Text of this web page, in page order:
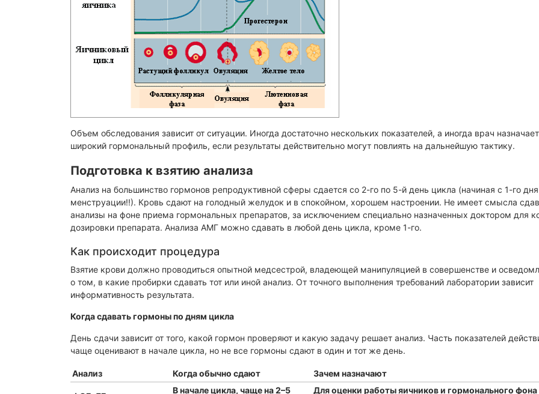
Объем обследования зависит от ситуации. Иногда достаточно нескольких показателей, а иногда врач
широкий гормональный профиль, если результаты действительно могут повлиять на дальнейшую тактику.
Подготовка к взятию анализа
Анализ на большинство гормонов репродуктивной сферы сдается со 2-го по 5-й день цикла (начиная с 1-го дня
менструации!!). Кровь сдают на голодный желудок и в спокойном, хорошем настроении. Не имеет смысла
анализы на фоне приема гормональных препаратов, за исключением специально назначенных доктором для
дозировки препарата. Анализа АМГ можно сдавать в любой день цикла, кроме 1-го.
Как происходит процедура
Взятие крови должно проводиться опытной медсестрой, владеющей манипуляцией в совершенстве и
о том, в какие пробирки сдавать тот или иной анализ. От точного выполнения требований лаборатории зависит
информативность результата.
Когда сдавать гормоны по дням цикла
День сдачи зависит от того, какой гормон проверяют и какую задачу решает анализ. Часть показателей
чаще оценивают в начале цикла, но не все гормоны сдают в один и тот же день.
Анализ Когда обычно сдают Зачем назначают
В начале цикла, чаще на 2–5 Для оценки работы яичников и гормонального фона